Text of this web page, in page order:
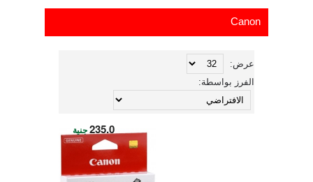
Canon
عرض:
الفرز بواسطة:
235.0جنية